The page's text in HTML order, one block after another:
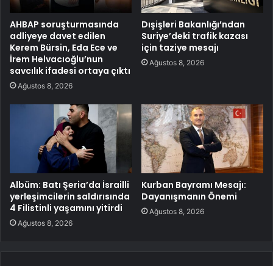
AHBAP soruşturmasında
adliyeye davet edilen
Kerem Bürsin, Eda Ece ve
İrem Helvacıoğlu’nun
savcılık ifadesi ortaya çıktı
Ağustos 8, 2026
Dışişleri Bakanlığı’ndan
Suriye’deki trafik kazası
için taziye mesajı
Ağustos 8, 2026
Albüm: Batı Şeria’da İsrailli
yerleşimcilerin saldırısında
4 Filistinli yaşamını yitirdi
Ağustos 8, 2026
Kurban Bayramı Mesajı:
Dayanışmanın Önemi
Ağustos 8, 2026